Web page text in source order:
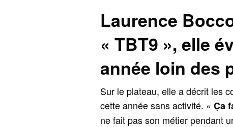
Laurence
« TBT9 », elle
année loin des
Sur le plateau, elle a décrit les
cette année sans activité. «Ça
ne fait pas son métier pendant